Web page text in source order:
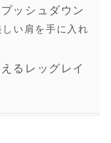
ッシュダウン
い肩を手に入れ
るレッグレイ